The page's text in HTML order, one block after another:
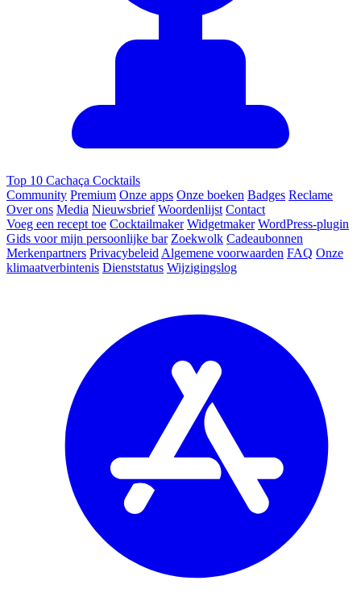
Top 10 Cachaça Cocktails
Community Premium Onze apps Onze boeken Badges Reclame
Over ons Media Nieuwsbrief Woordenlijst Contact
Voeg een recept toe Cocktailmaker Widgetmaker WordPress-plugin
Gids voor mijn persoonlijke bar Zoekwolk Cadeaubonnen
Merkenpartners Privacybeleid Algemene voorwaarden FAQ Onze
klimaatverbintenis Dienststatus Wijzigingslog